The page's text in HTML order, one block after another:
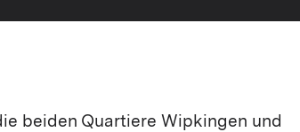
beiden Quartiere Wipkingen und